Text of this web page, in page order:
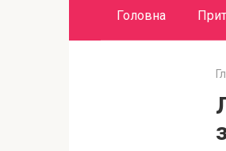
Головна